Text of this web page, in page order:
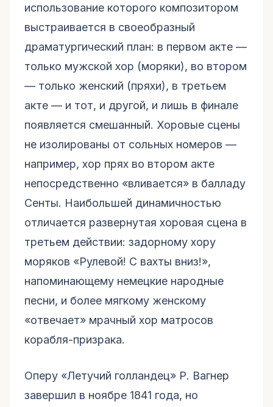
использование которого композитором
выстраивается в своеобразный
драматургический план: в первом акте —
только мужской хор (моряки), во втором
— только женский (пряхи), в третьем
акте — и тот, и другой, и лишь в финале
появляется смешанный. Хоровые сцены
не изолированы от сольных номеров —
например, хор прях во втором акте
непосредственно «вливается» в балладу
Сенты. Наибольшей динамичностью
отличается развернутая хоровая сцена в
третьем действии: задорному хору
моряков «Рулевой! С вахты вниз!»,
напоминающему немецкие народные
песни, и более мягкому женскому
«отвечает» мрачный хор матросов
корабля-призрака.
Оперу «Летучий голландец» Р. Вагнер
завершил в ноябре 1841 года, но